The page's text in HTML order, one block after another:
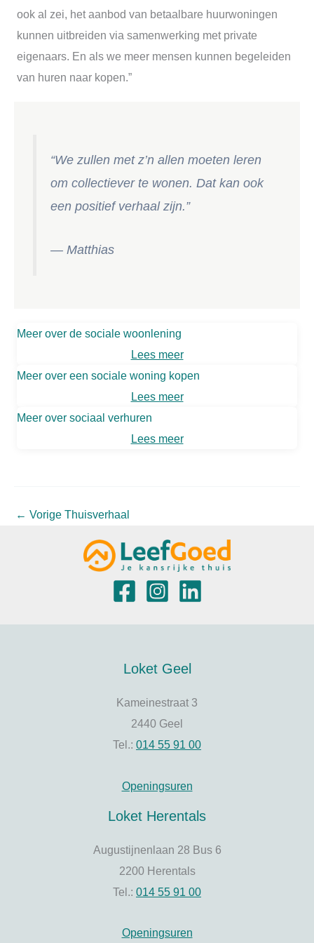
ook al zei, het aanbod van betaalbare huurwoningen
kunnen uitbreiden via samenwerking met private
eigenaars. En als we meer mensen kunnen begeleiden
van huren naar kopen.”
“We zullen met z’n allen moeten leren
om collectiever te wonen. Dat kan ook
een positief verhaal zijn.”
— Matthias
Meer over de sociale woonlening
Lees meer
Meer over een sociale woning kopen
Lees meer
Meer over sociaal verhuren
Lees meer
← Vorige Thuisverhaal
Loket Geel
Kameinestraat 3
2440 Geel
Tel.: 014 55 91 00
Openingsuren
Loket Herentals
Augustijnenlaan 28 Bus 6
2200 Herentals
Tel.: 014 55 91 00
Openingsuren